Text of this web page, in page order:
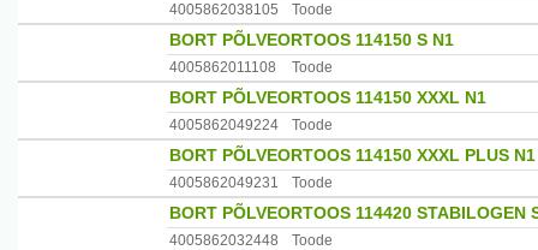
4005862038105 Toode
BORT PÕLVEORTOOS 114150 S N1
4005862011108 Toode
BORT PÕLVEORTOOS 114150 XXXL N1
4005862049224 Toode
BORT PÕLVEORTOOS 114150 XXXL PLUS N1
4005862049231 Toode
BORT PÕLVEORTOOS 114420 STABILOGEN
4005862032448 Toode